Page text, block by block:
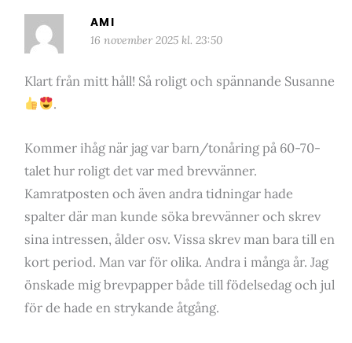
AMI
16 november 2025 kl. 23:50
Klart från mitt håll! Så roligt och spännande Susanne
.
Kommer ihåg när jag var barn/tonåring på 60-70-
talet hur roligt det var med brevvänner.
Kamratposten och även andra tidningar hade
spalter där man kunde söka brevvänner och skrev
sina intressen, ålder osv. Vissa skrev man bara till en
kort period. Man var för olika. Andra i många år. Jag
önskade mig brevpapper både till födelsedag och jul
för de hade en strykande åtgång.